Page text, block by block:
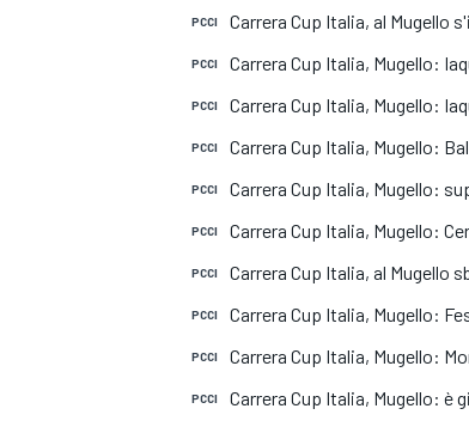
MOTOGP
PCCI Carrera Cup Italia, al Mugello
PCCI Carrera Cup Italia, Mugello:
PCCI Carrera Cup Italia, Mugello:
PCCI Carrera Cup Italia, Mugello:
PCCI Carrera Cup Italia, Mugello:
PCCI Carrera Cup Italia, Mugello:
PCCI Carrera Cup Italia, al Mugello
PCCI Carrera Cup Italia, Mugello:
PCCI Carrera Cup Italia, Mugello:
PCCI Carrera Cup Italia, Mugello: è